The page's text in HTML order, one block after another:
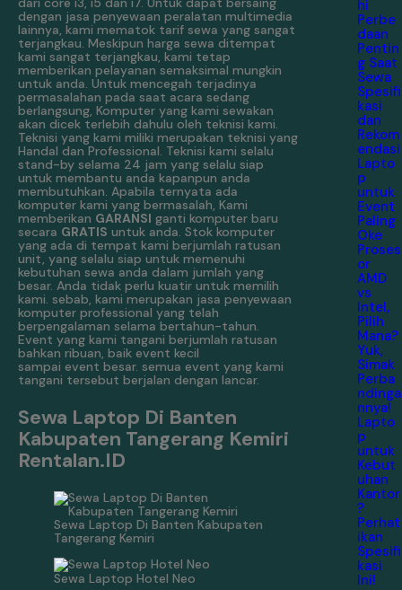
dengan jasa penyewaan peralatan multimedia
lainnya, kami mematok tarif sewa yang sangat
terjangkau. Meskipun harga sewa ditempat
kami sangat terjangkau, kami tetap
memberikan pelayanan semaksimal mungkin
untuk anda. Untuk mencegah terjadinya
permasalahan pada saat acara sedang
berlangsung, Komputer yang kami sewakan
akan dicek terlebih dahulu oleh teknisi kami.
Teknisi yang kami miliki merupakan teknisi yang
Handal dan Professional. Teknisi kami selalu
stand-by selama 24 jam yang selalu siap
untuk membantu anda kapanpun anda
membutuhkan. Apabila ternyata ada
komputer kami yang bermasalah, Kami
memberikan GARANSI ganti komputer baru
secara GRATIS untuk anda. Stok komputer
yang ada di tempat kami berjumlah ratusan
unit, yang selalu siap untuk memenuhi
kebutuhan sewa anda dalam jumlah yang
besar. Anda tidak perlu kuatir untuk memilih
kami. sebab, kami merupakan jasa penyewaan
komputer professional yang telah
berpengalaman selama bertahun-tahun.
Event yang kami tangani berjumlah ratusan
bahkan ribuan, baik event kecil
sampai event besar. semua event yang kami
tangani tersebut berjalan dengan lancar.
Sewa Laptop Di Banten
Kabupaten Tangerang Kemiri
Rentalan.ID
Sewa Laptop Di Banten Kabupaten
Tangerang Kemiri
Sewa Laptop Hotel Neo
hi
Perbe
daan
Pentin
g Saat
Sewa
Spesifi
kasi
dan
Rekom
endasi
Lapto
p
untuk
Event
Paling
Oke
Proses
or
AMD
vs
Intel,
Pilih
Mana?
Yuk,
Simak
Perba
ndinga
nnya!
Lapto
p
untuk
Kebut
uhan
Kantor
?
Perhat
ikan
Spesifi
kasi
Ini!